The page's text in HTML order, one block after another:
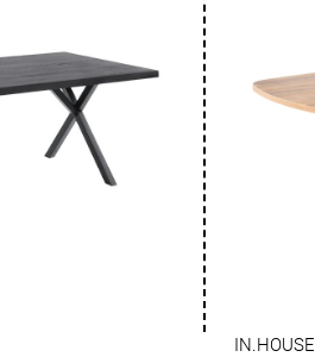
IN.HOUSE